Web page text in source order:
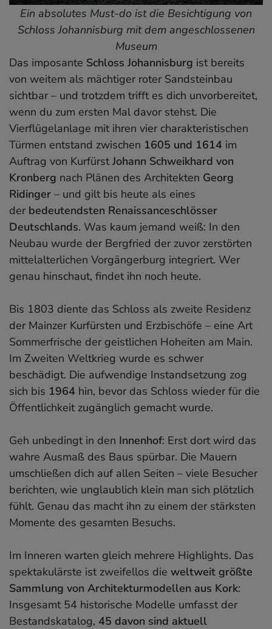
Ein absolutes Must-do ist die Besichtigung von
Schloss Johannisburg mit dem angeschlossenen
Museum
Das imposante Schloss Johannisburg ist bereits
von weitem als mächtiger roter Sandsteinbau
sichtbar – und trotzdem trifft es dich unvorbereitet,
wenn du zum ersten Mal davor stehst. Die
Vierflügelanlage mit ihren vier charakteristischen
Türmen entstand zwischen 1605 und 1614 im
Auftrag von KurfürstJohann Schweikhard von
Kronberg nach Plänen des Architekten Georg
Ridinger – und gilt bis heute als eines
der bedeutendsten Renaissanceschlösser
Deutschlands. Was kaum jemand weiß: In den
Neubau wurde der Bergfried der zuvor zerstörten
mittelalterlichen Vorgängerburg integriert. Wer
genau hinschaut, findet ihn noch heute.
Bis 1803 diente das Schloss als zweite Residenz
der Mainzer Kurfürsten und Erzbischöfe – eine Art
Sommerfrische der geistlichen Hoheiten am Main.
Im Zweiten Weltkrieg wurde es schwer
beschädigt. Die aufwendige Instandsetzung zog
sich bis 1964 hin, bevor das Schloss wieder für die
Öffentlichkeit zugänglich gemacht wurde.
Geh unbedingt in den Innenhof: Erst dort wird das
wahre Ausmaß des Baus spürbar. Die Mauern
umschließen dich auf allen Seiten – viele Besucher
berichten, wie unglaublich klein man sich plötzlich
fühlt. Genau das macht ihn zu einem der stärksten
Momente des gesamten Besuchs.
Im Inneren warten gleich mehrere Highlights. Das
spektakulärste ist zweifellos die weltweit größte
Sammlung von Architekturmodellen aus Kork:
Insgesamt 54 historische Modelle umfasst der
Bestandskatalog, 45 davon sind aktuell